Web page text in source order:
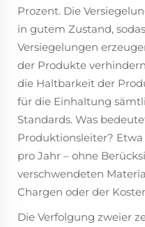
Prozent. Die
in gutem Zustand,
Versiegelungen
der Produkte
die Haltbarkeit der
für die Einhaltung
Standards. Was
Produktionsleiter?
pro Jahr – ohne
verschwendeten
Chargen oder der
Die Verfolgung zweier